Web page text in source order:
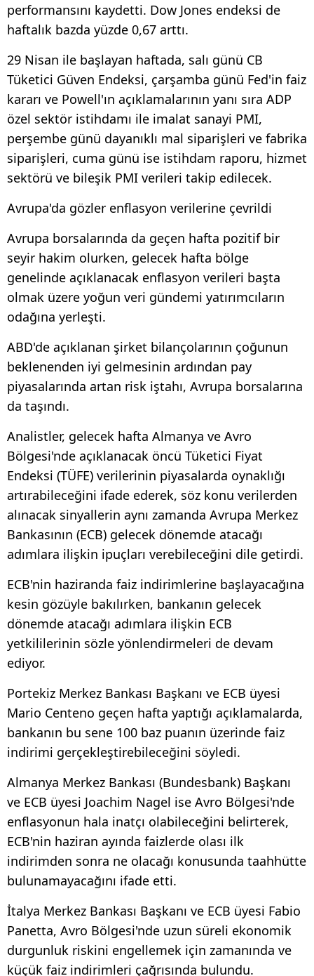
performansını kaydetti. Dow Jones endeksi de
haftalık bazda yüzde 0,67 arttı.
29 Nisan ile başlayan haftada, salı günü CB
Tüketici Güven Endeksi, çarşamba günü Fed'in faiz
kararı ve Powell'ın açıklamalarının yanı sıra ADP
özel sektör istihdamı ile imalat sanayi PMI,
perşembe günü dayanıklı mal siparişleri ve fabrika
siparişleri, cuma günü ise istihdam raporu, hizmet
sektörü ve bileşik PMI verileri takip edilecek.
Avrupa'da gözler enflasyon verilerine çevrildi
Avrupa borsalarında da geçen hafta pozitif bir
seyir hakim olurken, gelecek hafta bölge
genelinde açıklanacak enflasyon verileri başta
olmak üzere yoğun veri gündemi yatırımcıların
odağına yerleşti.
ABD'de açıklanan şirket bilançolarının çoğunun
beklenenden iyi gelmesinin ardından pay
piyasalarında artan risk iştahı, Avrupa borsalarına
da taşındı.
Analistler, gelecek hafta Almanya ve Avro
Bölgesi'nde açıklanacak öncü Tüketici Fiyat
Endeksi (TÜFE) verilerinin piyasalarda oynaklığı
artırabileceğini ifade ederek, söz konu verilerden
alınacak sinyallerin aynı zamanda Avrupa Merkez
Bankasının (ECB) gelecek dönemde atacağı
adımlara ilişkin ipuçları verebileceğini dile getirdi.
ECB'nin haziranda faiz indirimlerine başlayacağına
kesin gözüyle bakılırken, bankanın gelecek
dönemde atacağı adımlara ilişkin ECB
yetkililerinin sözle yönlendirmeleri de devam
ediyor.
Portekiz Merkez Bankası Başkanı ve ECB üyesi
Mario Centeno geçen hafta yaptığı açıklamalarda,
bankanın bu sene 100 baz puanın üzerinde faiz
indirimi gerçekleştirebileceğini söyledi.
Almanya Merkez Bankası (Bundesbank) Başkanı
ve ECB üyesi Joachim Nagel ise Avro Bölgesi'nde
enflasyonun hala inatçı olabileceğini belirterek,
ECB'nin haziran ayında faizlerde olası ilk
indirimden sonra ne olacağı konusunda taahhütte
bulunamayacağını ifade etti.
İtalya Merkez Bankası Başkanı ve ECB üyesi Fabio
Panetta, Avro Bölgesi'nde uzun süreli ekonomik
durgunluk riskini engellemek için zamanında ve
küçük faiz indirimleri çağrısında bulundu.